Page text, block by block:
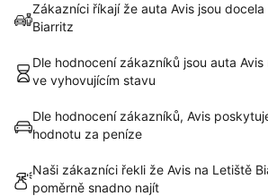
Zákazníci říkají že auta Avis jsou
Biarritz
Dle hodnocení zákazníků jsou auta
ve vyhovujícím stavu
Dle hodnocení zákazníků, Avis
hodnotu za peníze
Naši zákazníci řekli že Avis na Letiště
poměrně snadno najít